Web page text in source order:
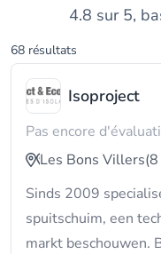
4.8 sur 5,
68 résultats
Isoproject
Pas encore
Les Bons Villers
Sinds 2009
spuitschuim, een
markt beschouwen.